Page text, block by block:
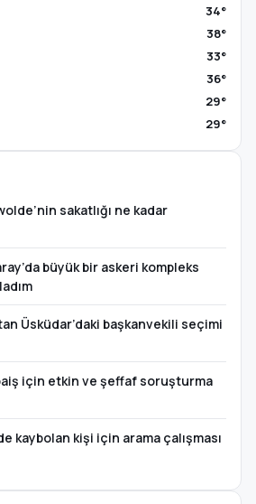
34°
38°
33°
36°
29°
29°
sakatlığı ne kadar
büyük bir askeri kompleks
Üsküdar’daki başkanvekili seçimi
için etkin ve şeffaf soruşturma
kaybolan kişi için arama çalışması